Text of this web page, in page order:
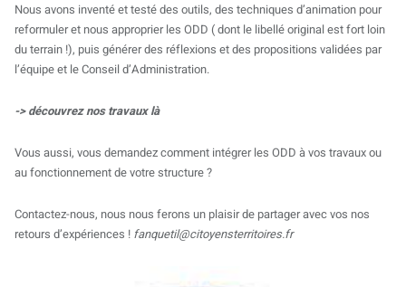
Nous avons inventé et testé des outils, des techniques d’animation pour
reformuler et nous approprier les ODD ( dont le libellé original est fort loin
du terrain !), puis générer des réflexions et des propositions validées par
l’équipe et le Conseil d’Administration.
-> découvrez nos travauxlà
Vous aussi, vous demandez comment intégrer les ODD à vos travaux ou
au fonctionnement de votre structure ?
Contactez-nous, nous nous ferons un plaisir de partager avec vos nos
retours d’expériences ! fanquetil@citoyensterritoires.fr